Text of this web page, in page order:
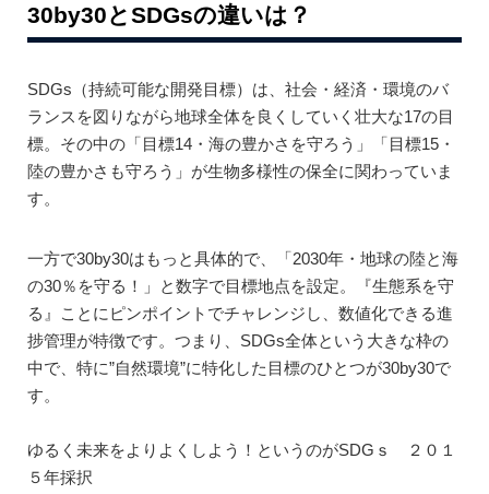
30by30とSDGsの違いは？
SDGs（持続可能な開発目標）は、社会・経済・環境のバ
ランスを図りながら地球全体を良くしていく壮大な17の目
標。その中の「目標14・海の豊かさを守ろう」「目標15・
陸の豊かさも守ろう」が生物多様性の保全に関わっていま
す。
一方で30by30はもっと具体的で、「2030年・地球の陸と海
の30％を守る！」と数字で目標地点を設定。『生態系を守
る』ことにピンポイントでチャレンジし、数値化できる進
捗管理が特徴です。つまり、SDGs全体という大きな枠の
中で、特に”自然環境”に特化した目標のひとつが30by30で
す。
ゆるく未来をよりよくしよう！というのがSDGｓ ２０１
５年採択